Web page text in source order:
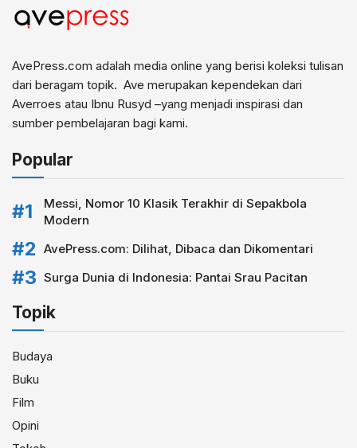
AvePress.com adalah media online yang berisi koleksi tulisan
dari beragam topik. Ave merupakan kependekan dari
Averroes atau Ibnu Rusyd –yang menjadi inspirasi dan
sumber pembelajaran bagi kami.
Popular
Messi, Nomor 10 Klasik Terakhir di Sepakbola
Modern
AvePress.com: Dilihat, Dibaca dan Dikomentari
Surga Dunia di Indonesia: Pantai Srau Pacitan
Topik
Budaya
Buku
Film
Opini